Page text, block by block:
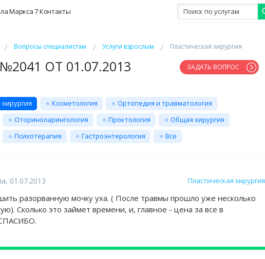
Маркса 7Контакты
Вопросы специалистам Услуги взрослым Пластическая хирургия
ОТ 01.07.2013 ЗАДАТЬ ВОПРОС
Косметология
Ортопедия и травматология
Оториноларингология Проктология
Общая хирургия
Психотерапия Гастроэнтерология Все
01.07.2013 Пластическая хирургия
разорванную мочку уха. ( После травмы прошло уже несколько
Сколько это займет времени, и, главное - цена за все в